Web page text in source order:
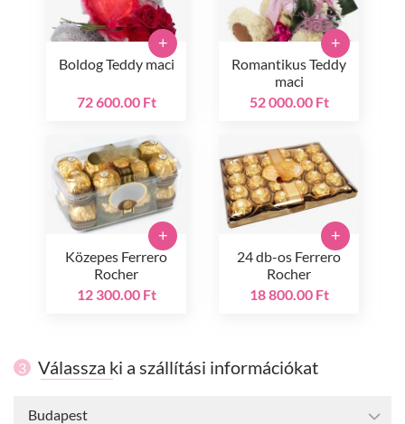
Boldog Teddy maci
72 600.00 Ft
+
Romantikus Teddy
maci
52 000.00 Ft
+
Közepes Ferrero
Rocher
12 300.00 Ft
+
24 db-os Ferrero
Rocher
18 800.00 Ft
+
3 Válassza ki a szállítási információkat
Budapest